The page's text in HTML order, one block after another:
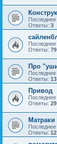
Ответы: 3
Ответы: 79
Про
Ответы: 13
Привод
Ответы: 29
Матраки
Ответы: 12